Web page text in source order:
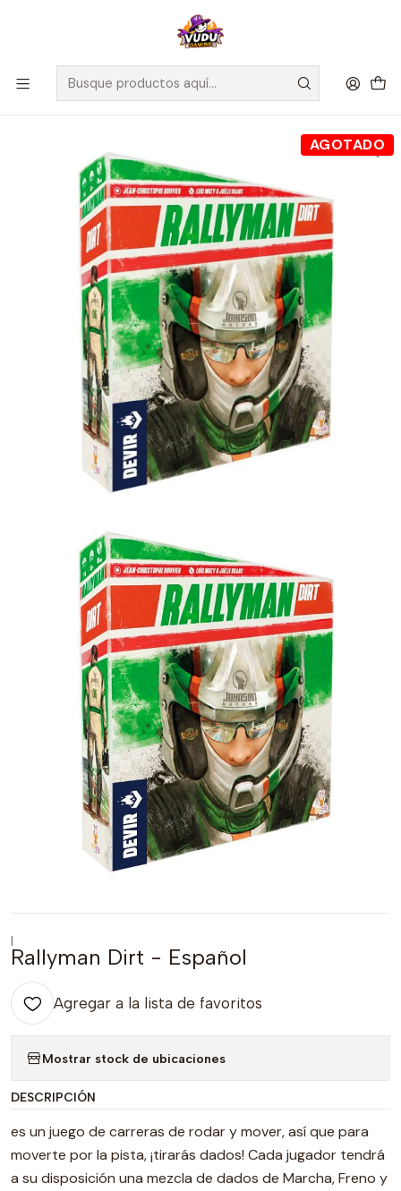
🚀 ¡Despachamos a todo Chile! Envío GRATIS a Regiones sobre
$100.000 y a RM sobre $35.000
Inicio Juegos de Mesa Editorial Devir
Rallyman Dirt - Español
AGOTADO
|
Rallyman Dirt - Español
Agregar a la lista de favoritos
Mostrar stock de ubicaciones
DESCRIPCIÓN
es un juego de carreras de rodar y mover, así que para
moverte por la pista, ¡tirarás dados! Cada jugador tendrá
a su disposición una mezcla de dados de Marcha, Freno y